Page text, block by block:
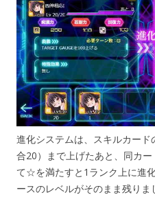
進化システムは、スキルカー
合20）まで上げたあと、同カ
て☆を満たすと1ランク上に進
ースのレベルがそのまま残り